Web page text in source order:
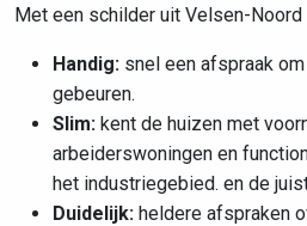
Met een schilder uit Velsen-
Handig: snel een afspraak
gebeuren.
Slim: kent de huizen met
arbeiderswoningen en
het industriegebied. en de
Duidelijk: heldere afspraken